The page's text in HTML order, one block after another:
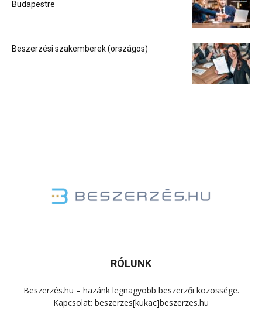
Budapestre
Beszerzési szakemberek (országos)
RÓLUNK
Beszerzés.hu – hazánk legnagyobb beszerzői közössége.
Kapcsolat: beszerzes[kukac]beszerzes.hu